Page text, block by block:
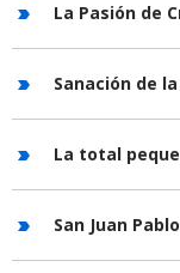
La Pasión de
Sanación de
La total
San Juan